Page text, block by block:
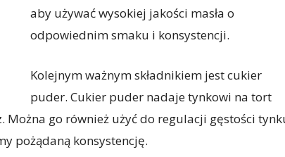
aby używać wysokiej jakości masła o
odpowiednim smaku i konsystencji.
Kolejnym ważnym składnikiem jest cukier
puder. Cukier puder nadaje tynkowi na tort
Można go również użyć do regulacji gęstości
pożądaną konsystencję.